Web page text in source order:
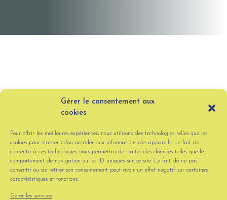
Gérer le consentement aux
cookies
Pour offrir les meilleures expériences, nous utilisons des technologies telles que les
cookies pour stocker et/ou accéder aux informations des appareils. Le fait de
consentir à ces technologies nous permettra de traiter des données telles que le
comportement de navigation ou les ID uniques sur ce site. Le fait de ne pas
consentir ou de retirer son consentement peut avoir un effet négatif sur certaines
caractéristiques et fonctions.
Gérer les services